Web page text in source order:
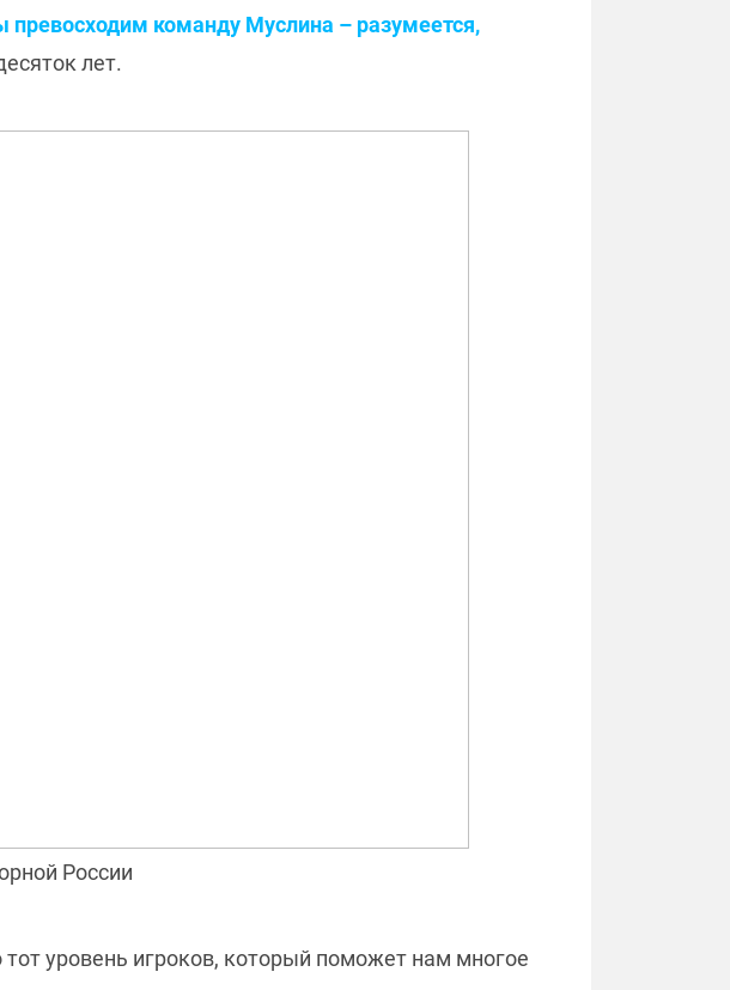
превосходим команду Муслина – разумеется,
лет.
России
тот уровень игроков, который поможет нам многое